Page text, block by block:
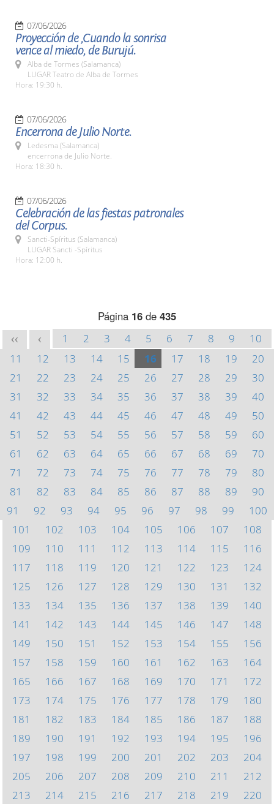
07/06/2026
Proyección de ,Cuando la sonrisa
vence al miedo, de Burujú.
Alba de Tormes (Salamanca)
LUGAR Teatro de Alba de Tormes
Hora: 19:30 h.
07/06/2026
Encerrona de Julio Norte.
Ledesma (Salamanca)
encerrona de Julio Norte.
Hora: 18:30 h.
07/06/2026
Celebración de las fiestas patronales
del Corpus.
Sancti-Spíritus (Salamanca)
LUGAR Sancti -Spíritus
Hora: 12:00 h.
Página 16 de 435
<< < 1 2 3 4 5 6 7 8 9
10
11
12 13 14 15 16 17 18 19
20
21
22 23 24 25 26 27 28 29
30
31
32 33 34 35 36 37 38 39
40
41
42 43 44 45 46 47 48 49
50
51
52 53 54 55 56 57 58 59
60
61
62 63 64 65 66 67 68 69
70
71
72 73 74 75 76 77 78 79
80
81
82 83 84 85 86 87 88 89
90
91
92 93 94 95 96 97 98 99
100
101
102 103 104 105 106 107
108
109
110 111 112 113 114 115
116
117
118 119 120 121 122 123
124
125
126 127 128 129 130 131
132
133
134 135 136 137 138 139
140
141
142 143 144 145 146 147
148
149
150 151 152 153 154 155
156
157
158 159 160 161 162 163
164
165
166 167 168 169 170 171
172
173
174 175 176 177 178 179
180
181
182 183 184 185 186 187
188
189
190 191 192 193 194 195
196
197
198 199 200 201 202 203
204
205
206 207 208 209 210 211
212
213
214 215 216 217 218 219
220